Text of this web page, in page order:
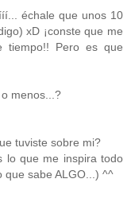
échale que unos 10
xD ¡conste que me
tiempo!! Pero es que
menos...?
tuviste sobre mi?
lo que me inspira todo
que sabe ALGO...) ^^